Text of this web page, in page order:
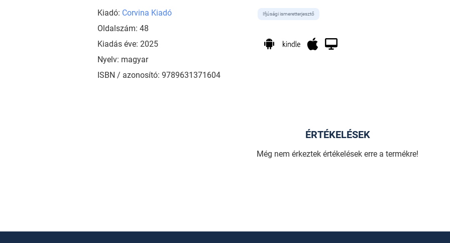
Kiadó: Corvina Kiadó
Oldalszám: 48
Kiadás éve: 2025
Nyelv: magyar
ISBN / azonosító: 9789631371604
Ifjúsági ismeretterjesztő
ÉRTÉKELÉSEK
Még nem érkeztek értékelések erre a termékre!